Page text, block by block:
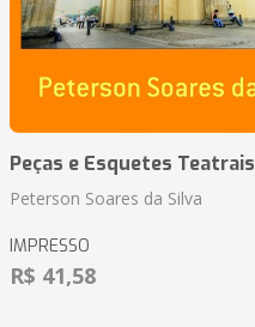
Peças e Esquetes Teatrais
Peterson Soares da Silva
IMPRESSO
R$ 41,58